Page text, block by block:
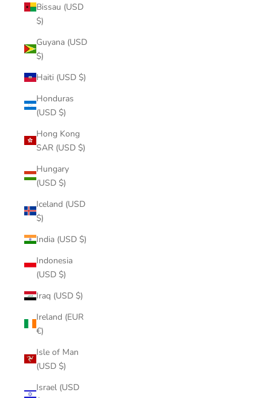
Bissau (USD
$)
Guyana (USD
$)
Haiti (USD $)
Honduras
(USD $)
Hong Kong
SAR (USD $)
Hungary
(USD $)
Iceland (USD
$)
India (USD $)
Indonesia
(USD $)
Iraq (USD $)
Ireland (EUR
€)
Isle of Man
(USD $)
Israel (USD